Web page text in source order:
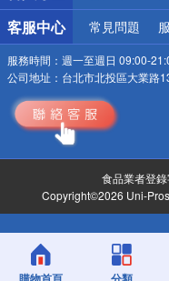
客服中心 常見問題
服務時間： 週一至週日 09:00-
公司地址： 台北市北投區大業路
食品業者登
Copyright©2026 Uni-